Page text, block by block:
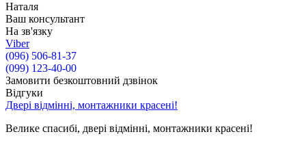
Наталя
Ваш консультант
На зв'язку
Viber
(096) 506-81-37
(099) 123-40-00
Замовити безкоштовний дзвінок
Відгуки
Двері відмінні, монтажники красені!
Велике спасибі, двері відмінні, монтажники красені!